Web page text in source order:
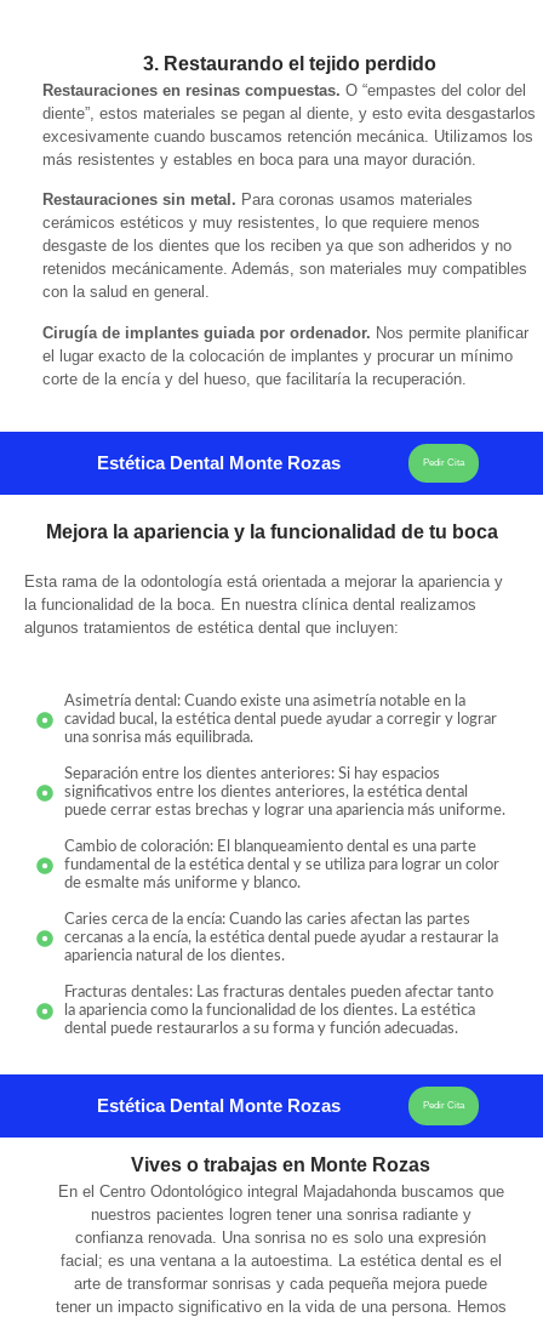
3. Restaurando el tejido perdido
Restauraciones en resinas compuestas. O “empastes del color del
diente”, estos materiales se pegan al diente, y esto evita desgastarlos
excesivamente cuando buscamos retención mecánica. Utilizamos los
más resistentes y estables en boca para una mayor duración.
Restauraciones sin metal. Para coronas usamos materiales
cerámicos estéticos y muy resistentes, lo que requiere menos
desgaste de los dientes que los reciben ya que son adheridos y no
retenidos mecánicamente. Además, son materiales muy compatibles
con la salud en general.
Cirugía de implantes guiada por ordenador. Nos permite planificar
el lugar exacto de la colocación de implantes y procurar un mínimo
corte de la encía y del hueso, que facilitaría la recuperación
Estética Dental Monte Rozas Pedir Cita
Mejora la apariencia y la funcionalidad de tu boca
Esta rama de la odontología está orientada a mejorar la apariencia y
la funcionalidad de la boca. En nuestra clínica dental realizamos
algunos tratamientos de estética dental que incluyen:
Asimetría dental: Cuando existe una asimetría notable en la
cavidad bucal, la estética dental puede ayudar a corregir y lograr
una sonrisa más equilibrada.
Separación entre los dientes anteriores: Si hay espacios
significativos entre los dientes anteriores, la estética dental
puede cerrar estas brechas y lograr una apariencia más uniforme.
Cambio de coloración: El blanqueamiento dental es una parte
fundamental de la estética dental y se utiliza para lograr un color
de esmalte más uniforme y blanco.
Caries cerca de la encía: Cuando las caries afectan las partes
cercanas a la encía, la estética dental puede ayudar a restaurar la
apariencia natural de los dientes.
Fracturas dentales: Las fracturas dentales pueden afectar tanto
la apariencia como la funcionalidad de los dientes. La estética
dental puede restaurarlos a su forma y función adecuadas.
Estética Dental Monte Rozas Pedir Cita
Vives o trabajas en Monte Rozas
En el Centro Odontológico integral Majadahonda buscamos que
nuestros pacientes logren tener una sonrisa radiante y
confianza renovada. Una sonrisa no es solo una expresión
facial; es una ventana a la autoestima. La estética dental es el
arte de transformar sonrisas y cada pequeña mejora puede
tener un impacto significativo en la vida de una persona. Hemos